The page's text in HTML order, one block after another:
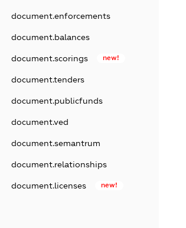
document.enforcements
document.balances
document.scorings new!
document.tenders
document.publicfunds
document.ved
document.semantrum
document.relationships
document.licenses new!